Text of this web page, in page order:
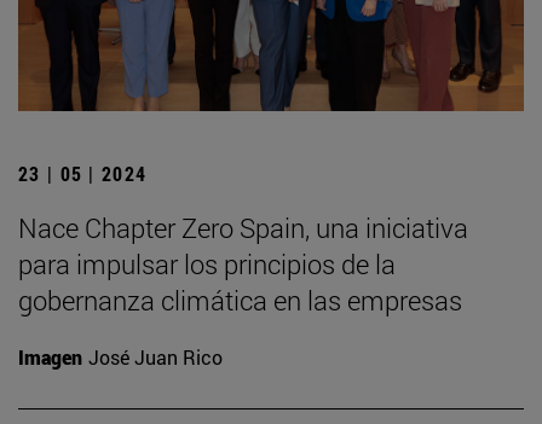
23 | 05 | 2024
Nace Chapter Zero Spain, una iniciativa
para impulsar los principios de la
gobernanza climática en las empresas
Imagen José Juan Rico